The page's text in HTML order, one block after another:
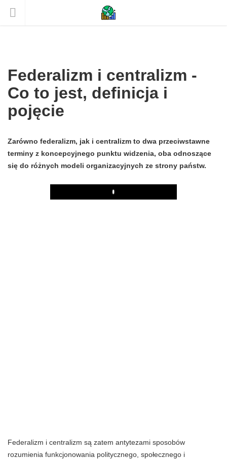
Federalizm i centralizm -
Co to jest, definicja i
pojęcie
Zarówno federalizm, jak i centralizm to dwa przeciwstawne
terminy z koncepcyjnego punktu widzenia, oba odnoszące
się do różnych modeli organizacyjnych ze strony państw.
Play
Federalizm i centralizm są zatem antytezami sposobów
rozumienia funkcjonowania politycznego, społecznego i